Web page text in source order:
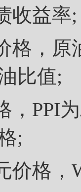
益率;
，原
比值;
PPI为
;
格，